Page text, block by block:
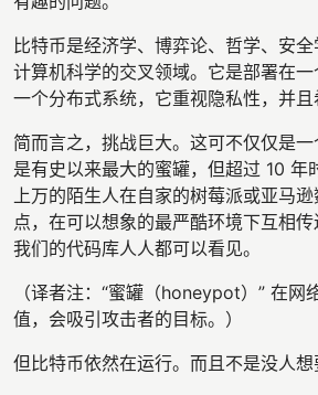
比特币是经济学、博弈论、哲学、安全
计算机科学的交叉领域。它是部署在
一个分布式系统，它重视隐私性，并且
简而言之，挑战巨大。这可不仅仅是
是有史以来最大的蜜罐，但超过 10 年
上万的陌生人在自家的树莓派或亚马
点，在可以想象的最严酷环境下互相
我们的代码库人人都可以看见。
（译者注：“蜜罐（honeypot）” 在网
值，会吸引攻击者的目标。）
但比特币依然在运行。而且不是没人想